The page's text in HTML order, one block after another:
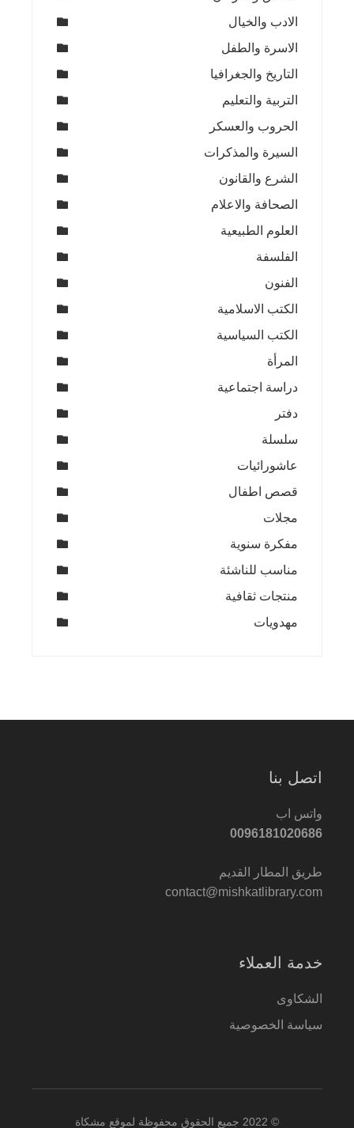
الادب والخيال
الاسرة والطفل
التاريخ والجغرافيا
التربية والتعليم
الحروب والعسكر
السيرة والمذكرات
الشرع والقانون
الصحافة والاعلام
العلوم الطبيعية
الفلسفة
الفنون
الكتب الاسلامية
الكتب السياسية
المرأة
دراسة اجتماعية
دفتر
سلسلة
عاشورائيات
قصص اطفال
مجلات
مفكرة سنوية
مناسب للناشئة
منتجات ثقافية
مهدويات
اتصل بنا
واتس اب
0096181020686
طريق المطار القديم
contact@mishkatlibrary.com
خدمة العملاء
الشكاوى
سياسة الخصوصية
© 2022 جميع الحقوق محفوظة لموقع مشكاة